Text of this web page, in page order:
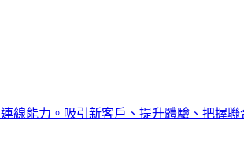
線能力。吸引新客戶、提升體驗、把握聯